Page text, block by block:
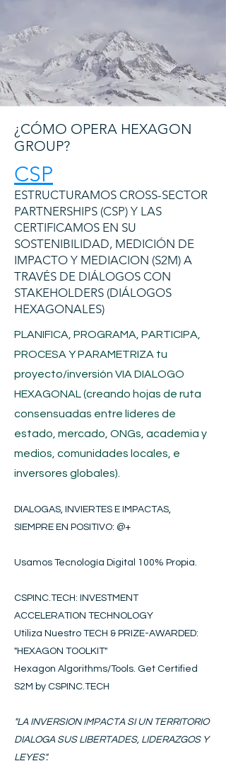
¿CÓMO OPERA HEXAGON
GROUP?
CSP
ESTRUCTURAMOS CROSS-SECTOR
PARTNERSHIPS (CSP) Y LAS
CERTIFICAMOS EN SU
SOSTENIBILIDAD, MEDICIÓN DE
IMPACTO Y MEDIACION (S2M) A
TRAVÉS DE DIÁLOGOS CON
STAKEHOLDERS (DIÁLOGOS
HEXAGONALES)
PLANIFICA, PROGRAMA, PARTICIPA,
PROCESA Y PARAMETRIZA tu
proyecto/inversión VIA DIALOGO
HEXAGONAL (creando hojas de ruta
consensuadas entre líderes de
estado, mercado, ONGs, academia y
medios, comunidades locales, e
inversores globales).
DIALOGAS, INVIERTES E IMPACTAS,
SIEMPRE EN POSITIVO​: @+
Usamos Tecnología Digital 100% Propia.
CSPINC.TECH: INVESTMENT
ACCELERATION TECHNOLOGY
Utiliza Nuestro TECH & PRIZE-AWARDED:
"HEXAGON TOOLKIT"
Hexagon Algorithms/Tools. Get Certified
S2M by CSPINC.TECH
"LA INVERSION IMPACTA SI UN TERRITORIO
DIALOGA SUS LIBERTADES, LIDERAZGOS Y
LEYES".